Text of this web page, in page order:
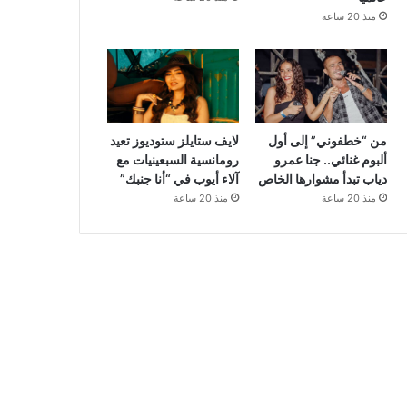
منذ 20 ساعة
من “خطفوني” إلى أول
ألبوم غنائي.. جنا عمرو
دياب تبدأ مشوارها الخاص
منذ 20 ساعة
لايف ستايلز ستوديوز تعيد
رومانسية السبعينيات مع
آلاء أيوب في “أنا جنبك”
منذ 20 ساعة